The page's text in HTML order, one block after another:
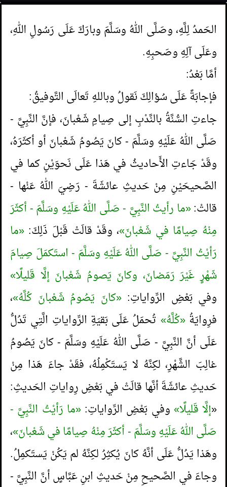
الحَمدُ لِلَّهِ، وصَلَّى اللهُ وسَلَّمَ وبارَكَ عَلَى رَسُولِ اللهِ،
وعَلَى آلِهِ وصَحبِهِ.
أمَّا بَعْدُ:
فإجابَةً عَلَى سُؤالِكَ نَقولُ وباللهِ تَعالَى التَّوفيقُ:
جاءتِ السُّنَّةُ بالنَّدْبِ إلى صِيامِ شَعْبانَ، فإنَّ النَّبِيَّ -
صَلَّى اللهُ عَلَيْهِ وسَلَّمَ - كانَ يَصُومُ شَعْبانَ أو أكثَرَهُ،
وقَدْ جَاءتِ الأَحاديثُ في هَذا عَلَى نَحوَيْنِ كما في
الصَّحيحَيْنِ مِنْ حَديثِ عائشَةَ - رَضِيَ اللهُ عَنْها -
قالتْ:«ما رأيتُ النَّبِيَّ - صَلَّى اللهُ عَلَيْهِ وسَلَّمَ - أكثَرَ
مِنْهُ صِيامًا في شَعْبانَ»، وقَدْ قالَتْ قَبْلَ ذَلِكَ: «ما
رَأيْتُ النَّبِيَّ - صَلَّى اللهُ عَلَيْهِ وسَلَّمَ - استَكمَلَ صِيامَ
شَهْرٍ غَيْرَ رَمَضانَ، وكانَ يَصومُ شَعْبانَ إلَّا قَليلًا»
وفي بَعْضِ الرِّواياتِ:«كانَ يَصُومُ شَعْبانَ كُلَّهُ»،
فرِوايَةُ«كُلَّهُ» تُحمَلُ عَلَى بَقيَةِ الرِّواياتِ الَّتِي تَدُلُّ
عَلَى أنَّ النَّبِيَّ - صَلَّى اللهُ عَلَيْهِ وسَلَّمَ - كانَ يَصُومُ
غالِبَ الشَّهْرِ، لكِنَّهُ لا يَستَكْمِلُهُ، فقَدْ جاءَ هَذا مِنْ
حَديثِ عائشَةَ أنَّها قالَتْ في بَعْضِ رِواياتِ الحَديثِ:
«إلَّا قَليلًا» وفي بَعْضِ الرِّواياتِ:«ما رَأيْتُ النَّبِيَّ -
صَلَّى اللهُ عَلَيْهِ وسَلَّمَ - أكثَرَ مِنْهُ صِيامًا في شَعْبانَ»،
وهَذا يَدُلُّ عَلَى أنَّهُ كانَ يُكثِرُ لكِنَّهُ لم يَكُنْ يَستَكمِلُ.
وجاءَ في الصَّحيحِ مِنْ حَديثِ ابنِ عَبَّاسٍ أنَّ النَّبِيَّ -